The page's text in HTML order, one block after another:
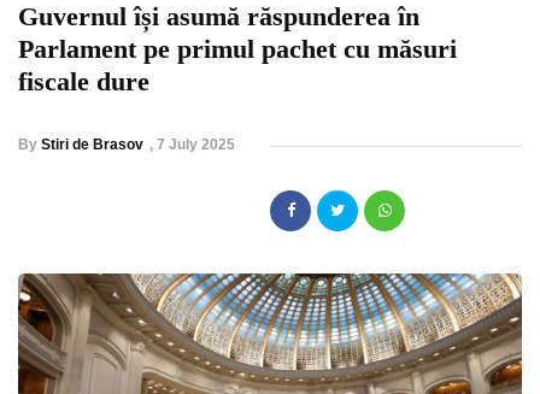
Guvernul își asumă răspunderea în
Parlament pe primul pachet cu măsuri
fiscale dure
By Stiri de Brasov , 7 July 2025